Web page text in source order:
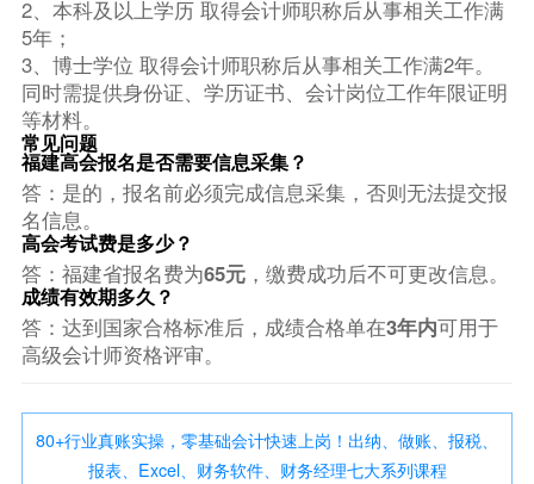
2、本科及以上学历 取得会计师职称后从事相关工作满
5年；
3、博士学位 取得会计师职称后从事相关工作满2年。
同时需提供身份证、学历证书、会计岗位工作年限证明
等材料。
常见问题
福建高会报名是否需要信息采集？
答：是的，报名前必须完成信息采集，否则无法提交报
名信息。
高会考试费是多少？
答：福建省报名费为65元，缴费成功后不可更改信息。
成绩有效期多久？
答：达到国家合格标准后，成绩合格单在3年内可用于
高级会计师资格评审。
80+行业真账实操，零基础会计快速上岗！出纳、做账、报税、
报表、Excel、财务软件、财务经理七大系列课程